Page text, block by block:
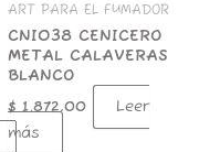
ART PARA EL FUMADOR
CNI038 CENICERO
METAL CALAVERAS
BLANCO
$1.872,00
Leer
más